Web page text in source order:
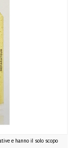
e hanno il solo scopo